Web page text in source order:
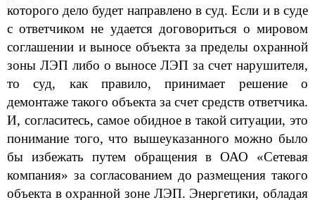
которого дело будет направлено в суд. Если и в суде
с ответчиком не удается договориться о мировом
соглашении и выносе объекта за пределы охранной
зоны ЛЭП либо о выносе ЛЭП за счет нарушителя,
то суд, как правило, принимает решение о
демонтаже такого объекта за счет средств ответчика.
И, согласитесь, самое обидное в такой ситуации, это
понимание того, что вышеуказанного можно было
бы избежать путем обращения в ОАО «Сетевая
компания» за согласованием до размещения такого
объекта в охранной зоне ЛЭП. Энергетики, обладая